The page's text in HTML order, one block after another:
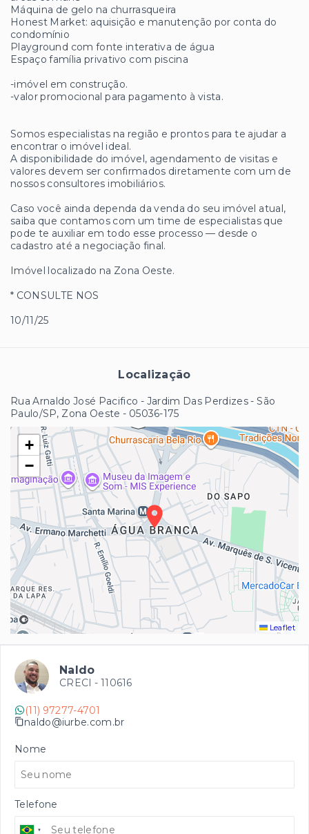
Máquina de gelo na churrasqueira
Honest Market: aquisição e manutenção por conta do
condomínio
Playground com fonte interativa de água
Espaço família privativo com piscina
-imóvel em construção.
-valor promocional para pagamento à vista.
Somos especialistas na região e prontos para te ajudar a
encontrar o imóvel ideal.
A disponibilidade do imóvel, agendamento de visitas e
valores devem ser confirmados diretamente com um de
nossos consultores imobiliários.
Caso você ainda dependa da venda do seu imóvel atual,
saiba que contamos com um time de especialistas que
pode te auxiliar em todo esse processo — desde o
cadastro até a negociação final.
Imóvel localizado na Zona Oeste.
* CONSULTE NOS
10/11/25
Localização
Rua Arnaldo José Pacifico - Jardim Das Perdizes - São
Paulo/SP, Zona Oeste - 05036-175
+
−
Leaflet
Naldo
CRECI - 110616
(11) 97277-4701
naldo@iurbe.com.br
Nome
Telefone